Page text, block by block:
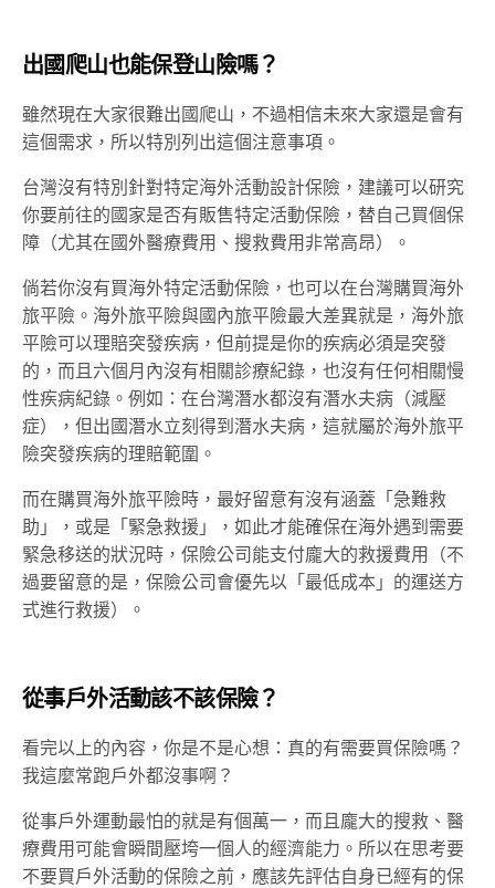
出國爬山也能保登山險嗎？
雖然現在大家很難出國爬山，不過相信未來大家還是會有
這個需求，所以特別列出這個注意事項。
台灣沒有特別針對特定海外活動設計保險，建議可以研究
你要前往的國家是否有販售特定活動保險，替自己買個保
障（尤其在國外醫療費用、搜救費用非常高昂）。
倘若你沒有買海外特定活動保險，也可以在台灣購買海外
旅平險。海外旅平險與國內旅平險最大差異就是，海外旅
平險可以理賠突發疾病，但前提是你的疾病必須是突發
的，而且六個月內沒有相關診療紀錄，也沒有任何相關慢
性疾病紀錄。例如：在台灣潛水都沒有潛水夫病（減壓
症），但出國潛水立刻得到潛水夫病，這就屬於海外旅平
險突發疾病的理賠範圍。
而在購買海外旅平險時，最好留意有沒有涵蓋「急難救
助」，或是「緊急救援」，如此才能確保在海外遇到需要
緊急移送的狀況時，保險公司能支付龐大的救援費用（不
過要留意的是，保險公司會優先以「最低成本」的運送方
式進行救援）。
從事戶外活動該不該保險？
看完以上的內容，你是不是心想：真的有需要買保險嗎？
我這麼常跑戶外都沒事啊？
從事戶外運動最怕的就是有個萬一，而且龐大的搜救、醫
療費用可能會瞬間壓垮一個人的經濟能力。所以在思考要
不要買戶外活動的保險之前，應該先評估自身已經有的保